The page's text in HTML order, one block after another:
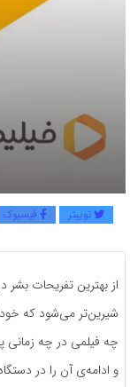
توییتر فیسبوک
از بهترین تفریحات
شیرین‌تر می‌شود که
چه فیلمی در چه
و ادامه‌ی آن را در